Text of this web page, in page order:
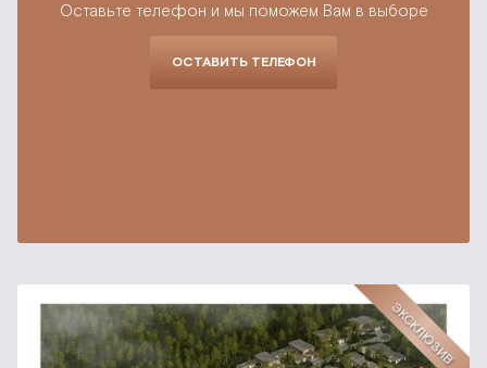
Оставьте телефон и мы поможем Вам в выборе
ОСТАВИТЬ ТЕЛЕФОН
ЭКСКЛЮЗИВ